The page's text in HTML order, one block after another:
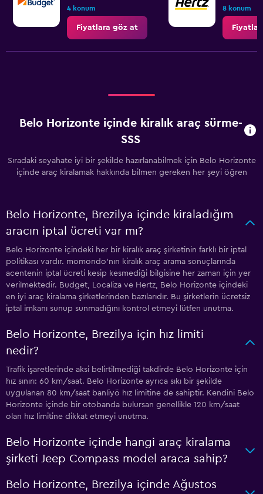
4 konum
Fiyatlara göz at
8 konum
Belo Horizonte içinde kiralık araç sürme-
SSS
Sıradaki seyahate iyi bir şekilde hazırlanabilmek için Belo Horizonte
içinde araç kiralamak hakkında bilmen gereken her şeyi öğren
Belo Horizonte, Brezilya içinde kiraladığım
aracın iptal ücreti var mı?
Belo Horizonte içindeki her bir kiralık araç şirketinin farklı bir iptal
politikası vardır. momondo'nın kiralık araç arama sonuçlarında
acentenin iptal ücreti kesip kesmediği bilgisine her zaman için yer
verilmektedir. Budget, Localiza ve Hertz, Belo Horizonte içindeki
en iyi araç kiralama şirketlerinden bazılarıdır. Bu şirketlerin ücretsiz
iptal imkanı sunup sunmadığını kontrol etmeyi lütfen unutma.
Belo Horizonte, Brezilya için hız limiti
nedir?
Trafik işaretlerinde aksi belirtilmediği takdirde Belo Horizonte için
hız sınırı: 60 km/saat. Belo Horizonte ayrıca sıkı bir şekilde
uygulanan 80 km/saat banliyö hız limitine de sahiptir. Kendini Belo
Horizonte içinde bir otobanda bulursan genellikle 120 km/saat
olan hız limitine dikkat etmeyi unutma.
Belo Horizonte içinde hangi araç kiralama
şirketi Jeep Compass model araca sahip?
Belo Horizonte, Brezilya içinde Ağustos